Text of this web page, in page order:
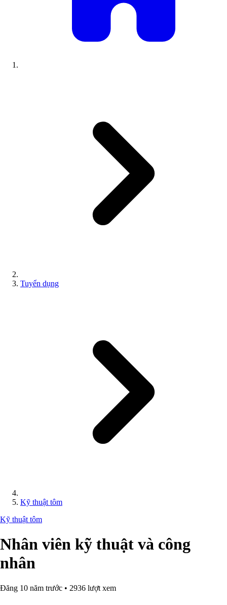
Tuyển dụng
Kỹ thuật tôm
Kỹ thuật tôm
Nhân viên kỹ thuật và công
nhân
Đăng 10 năm trước • 2936 lượt xem